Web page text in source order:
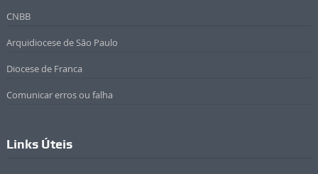
CNBB
Arquidiocese de São Paulo
Diocese de Franca
Comunicar erros ou falha
Links Úteis